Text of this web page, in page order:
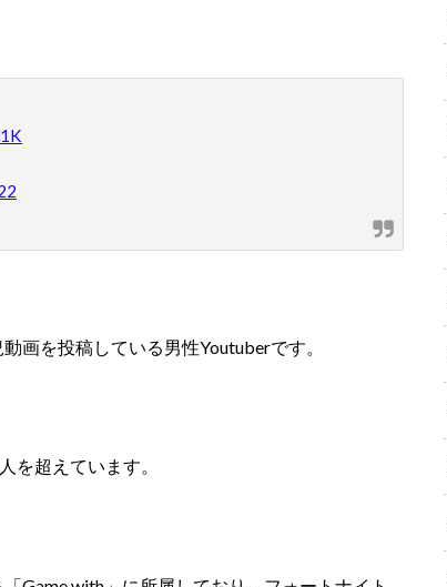
画を投稿している男性Youtuberです。
を超えています。